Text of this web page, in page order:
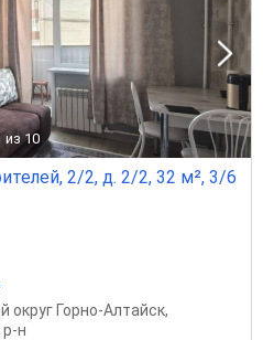
из 10
2/2, д. 2/2, 32 м², 3/6
округ Горно-Алтайск,
н